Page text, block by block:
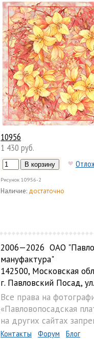
10956
1 430 руб.
Рисунок 10956-2
Наличие: достаточно
2006—2026 ОАО
мануфактура"
142500, Московская
г. Павловский Посад,
Все права на
«Павловопосадская
на других сайтах
Контакты Форум Блог